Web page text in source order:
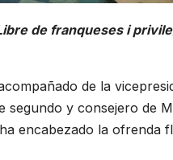
de franqueses i
de la
y consejero de
encabezado la ofrenda